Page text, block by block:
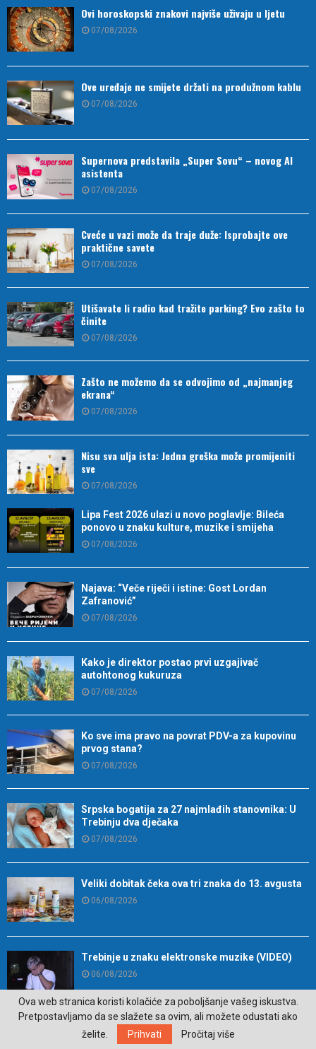
Ovi horoskopski znakovi najviše uživaju u ljetu
07/08/2026
Ove uređaje ne smijete držati na produžnom kablu
07/08/2026
Supernova predstavila „Super Sovu“ – novog AI
asistenta
07/08/2026
Cveće u vazi može da traje duže: Isprobajte ove
praktične savete
07/08/2026
Utišavate li radio kad tražite parking? Evo zašto to
činite
07/08/2026
Zašto ne možemo da se odvojimo od „najmanjeg
ekrana“
07/08/2026
Nisu sva ulja ista: Jedna greška može promijeniti
sve
07/08/2026
Lipa Fest 2026 ulazi u novo poglavlje: Bileća
ponovo u znaku kulture, muzike i smijeha
07/08/2026
Najava: “Veče riječi i istine: Gost Lordan
Zafranović”
07/08/2026
Kako je direktor postao prvi uzgajivač
autohtonog kukuruza
07/08/2026
Ko sve ima pravo na povrat PDV-a za kupovinu
prvog stana?
07/08/2026
Srpska bogatija za 27 najmlađih stanovnika: U
Trebinju dva dječaka
07/08/2026
Veliki dobitak čeka ova tri znaka do 13. avgusta
06/08/2026
Trebinje u znaku elektronske muzike (VIDEO)
06/08/2026
Namirnica koja je idealna za zdravlje mozga
Ova web stranica koristi kolačiće za poboljšanje vašeg iskustva.
Pretpostavljamo da se slažete sa ovim, ali možete odustati ako
želite.
Prihvati Pročitaj više